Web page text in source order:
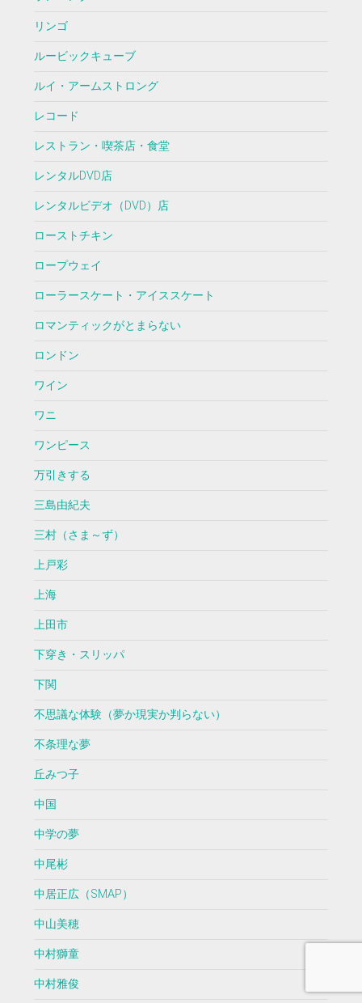
リンゴ
ルービックキューブ
ルイ・アームストロング
レコード
レストラン・喫茶店・食堂
レンタルDVD店
レンタルビデオ（DVD）店
ローストチキン
ロープウェイ
ローラースケート・アイススケート
ロマンティックがとまらない
ロンドン
ワイン
ワニ
ワンピース
万引きする
三島由紀夫
三村（さま～ず）
上戸彩
上海
上田市
下穿き・スリッパ
下関
不思議な体験（夢か現実か判らない）
不条理な夢
丘みつ子
中国
中学の夢
中尾彬
中居正広（SMAP）
中山美穂
中村獅童
中村雅俊